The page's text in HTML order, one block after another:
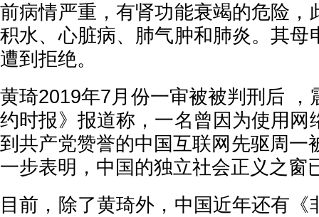
前病情严重，有肾功能衰竭的危险，
积水、心脏病、肺气肿和肺炎。其母
遭到拒绝。
黄琦2019年7月份一审被被判刑后 ，
约时报》报道称，一名曾因为使用网
到共产党赞誉的中国互联网先驱周一
一步表明，中国的独立社会正义之窗
目前，除了黄琦外，中国近年还有《